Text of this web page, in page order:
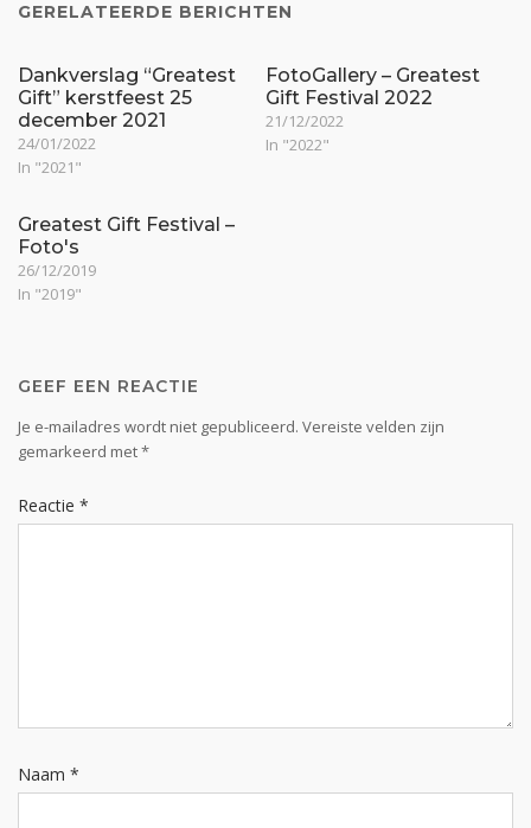
GERELATEERDE BERICHTEN
Dankverslag “Greatest
Gift” kerstfeest 25
december 2021
24/01/2022
In "2021"
FotoGallery – Greatest
Gift Festival 2022
21/12/2022
In "2022"
Greatest Gift Festival –
Foto's
26/12/2019
In "2019"
GEEF EEN REACTIE
Je e-mailadres wordt niet gepubliceerd. Vereiste velden zijn
gemarkeerd met*
Reactie *
Naam *